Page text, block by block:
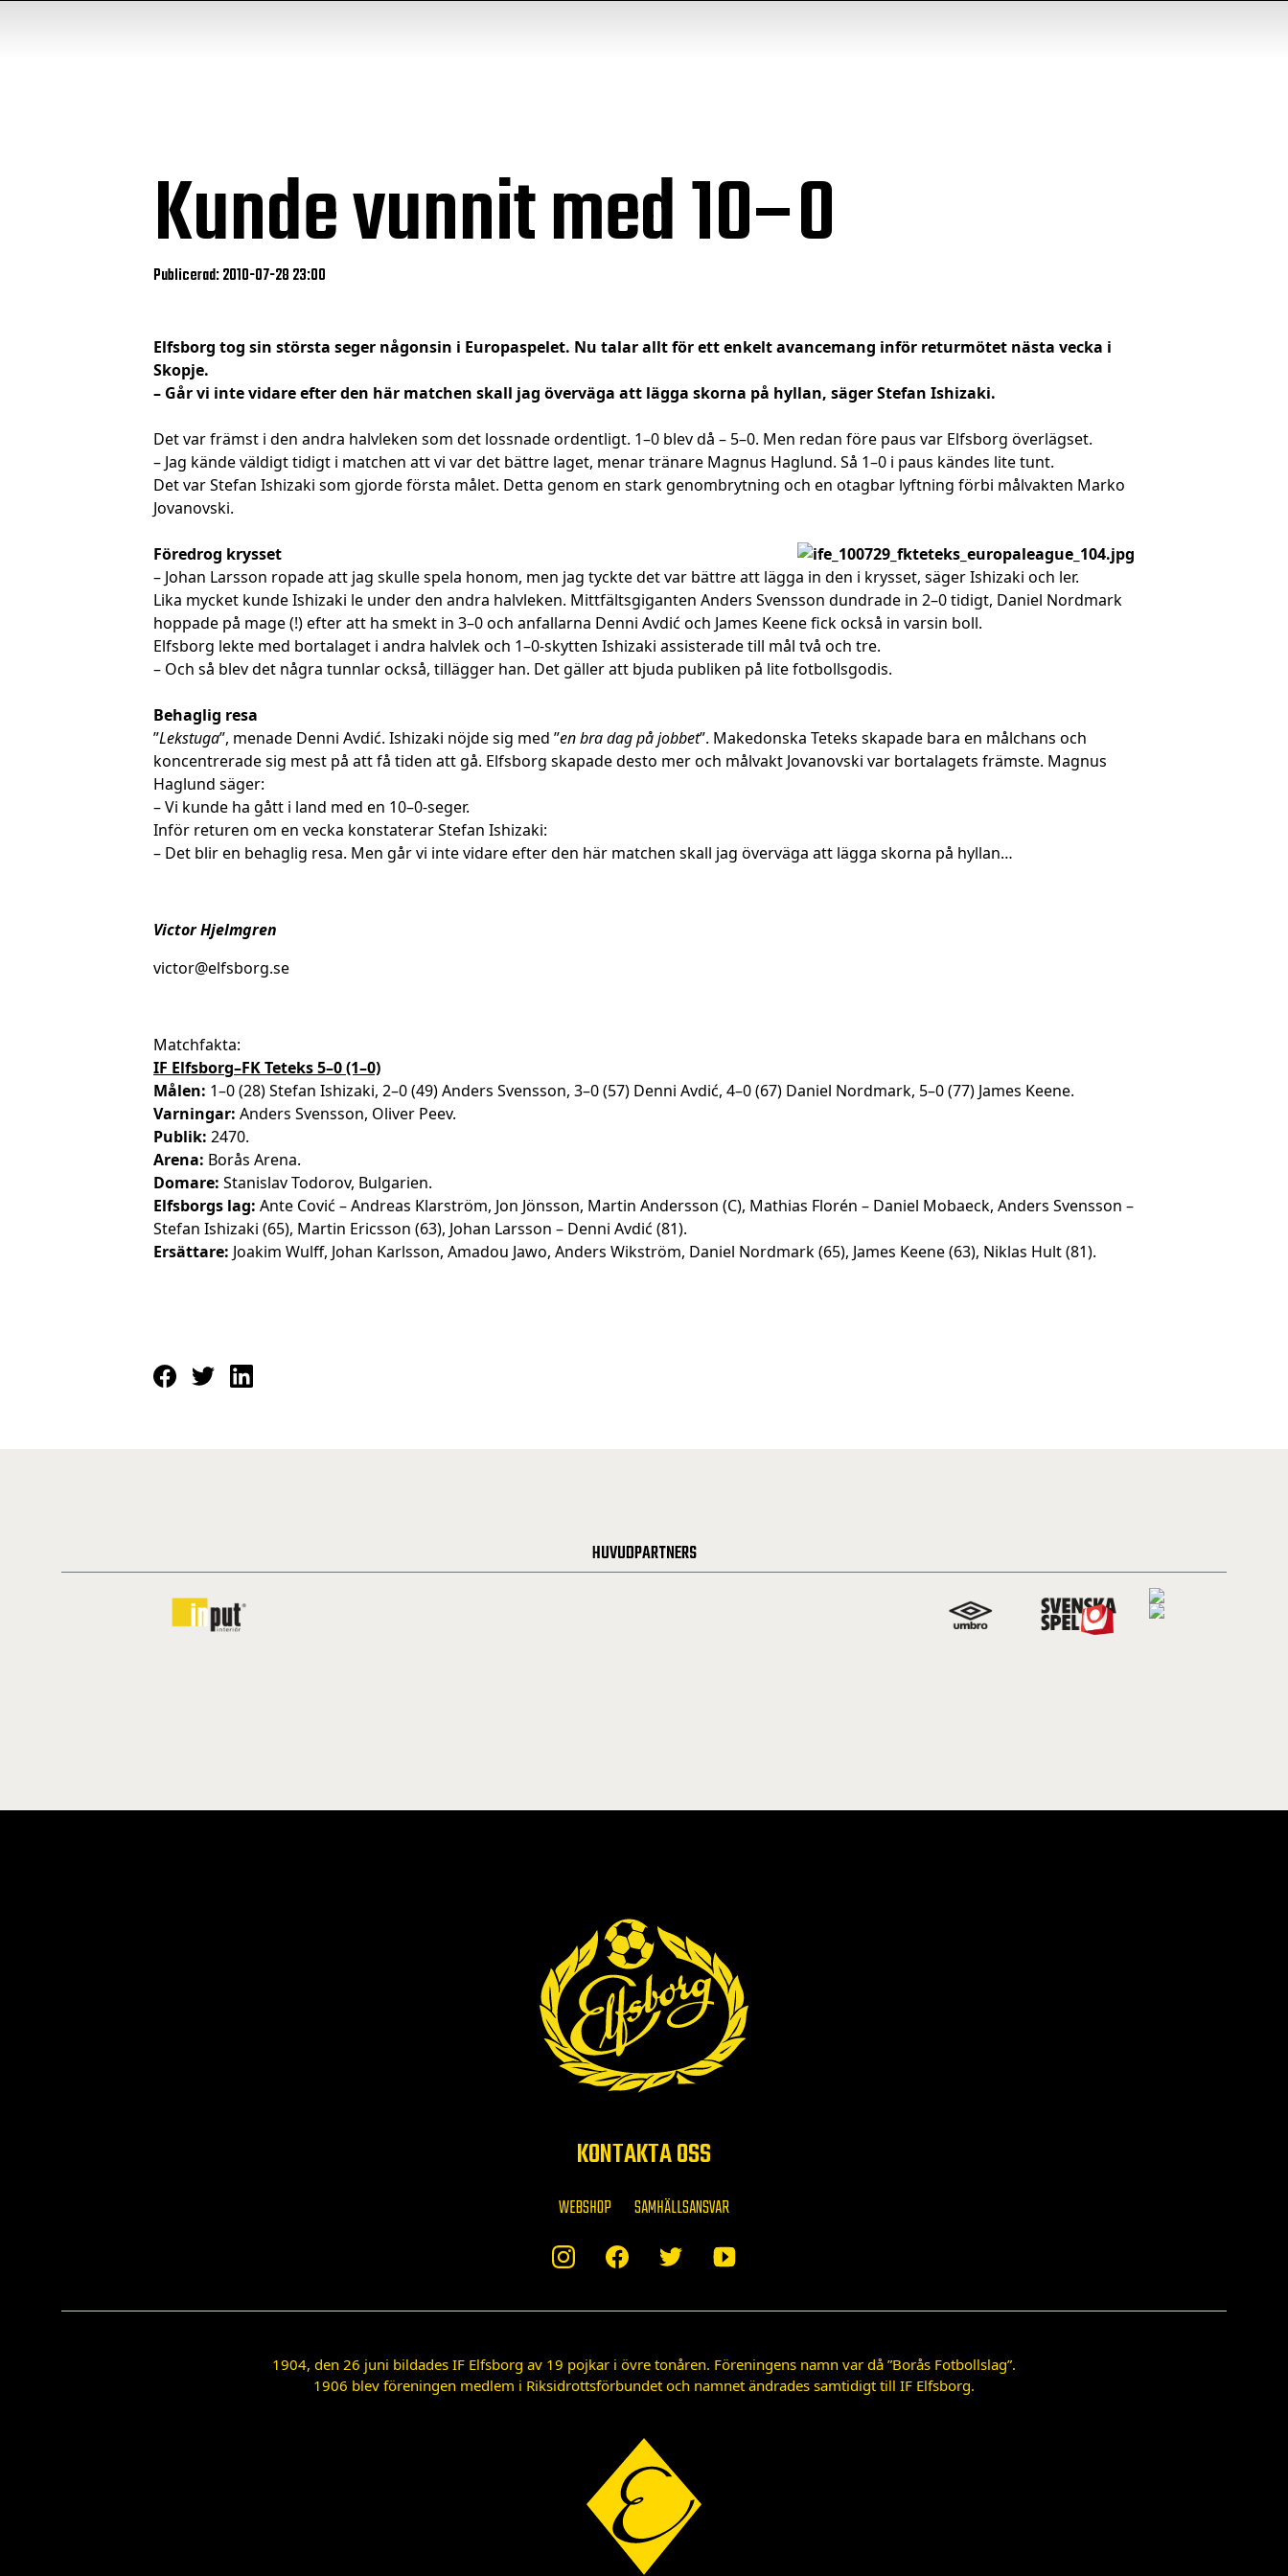
Kunde vunnit med 10–0
Publicerad: 2010-07-28 23:00
Elfsborg tog sin största seger någonsin i Europaspelet. Nu talar allt för ett enkelt avancemang inför returmötet nästa vecka i
Skopje.
– Går vi inte vidare efter den här matchen skall jag överväga att lägga skorna på hyllan, säger Stefan Ishizaki.
Det var främst i den andra halvleken som det lossnade ordentligt. 1–0 blev då – 5–0. Men redan före paus var Elfsborg överlägset.
– Jag kände väldigt tidigt i matchen att vi var det bättre laget, menar tränare Magnus Haglund. Så 1–0 i paus kändes lite tunt.
Det var Stefan Ishizaki som gjorde första målet. Detta genom en stark genombrytning och en otagbar lyftning förbi målvakten Marko
Jovanovski.
Föredrog krysset
– Johan Larsson ropade att jag skulle spela honom, men jag tyckte det var bättre att lägga in den i krysset, säger Ishizaki och ler.
Lika mycket kunde Ishizaki le under den andra halvleken. Mittfältsgiganten Anders Svensson dundrade in 2–0 tidigt, Daniel Nordmark
hoppade på mage (!) efter att ha smekt in 3–0 och anfallarna Denni Avdić och James Keene fick också in varsin boll.
Elfsborg lekte med bortalaget i andra halvlek och 1–0-skytten Ishizaki assisterade till mål två och tre.
– Och så blev det några tunnlar också, tillägger han. Det gäller att bjuda publiken på lite fotbollsgodis.
Behaglig resa
”Lekstuga”, menade Denni Avdić. Ishizaki nöjde sig med ”en bra dag på jobbet”. Makedonska Teteks skapade bara en målchans och
koncentrerade sig mest på att få tiden att gå. Elfsborg skapade desto mer och målvakt Jovanovski var bortalagets främste. Magnus
Haglund säger:
– Vi kunde ha gått i land med en 10–0-seger.
Inför returen om en vecka konstaterar Stefan Ishizaki:
– Det blir en behaglig resa. Men går vi inte vidare efter den här matchen skall jag överväga att lägga skorna på hyllan…
Victor Hjelmgren
victor@elfsborg.se
Matchfakta:
IF Elfsborg–FK Teteks 5–0 (1–0)
Målen: 1–0 (28) Stefan Ishizaki, 2–0 (49) Anders Svensson, 3–0 (57) Denni Avdić, 4–0 (67) Daniel Nordmark, 5–0 (77) James Keene.
Varningar: Anders Svensson, Oliver Peev.
Publik: 2470.
Arena: Borås Arena.
Domare: Stanislav Todorov, Bulgarien.
Elfsborgs lag: Ante Cović – Andreas Klarström, Jon Jönsson, Martin Andersson (C), Mathias Florén – Daniel Mobaeck, Anders Svensson –
Stefan Ishizaki (65), Martin Ericsson (63), Johan Larsson – Denni Avdić (81).
Ersättare: Joakim Wulff, Johan Karlsson, Amadou Jawo, Anders Wikström, Daniel Nordmark (65), James Keene (63), Niklas Hult (81).
HUVUDPARTNERS
KONTAKTA OSS
WEBSHOP SAMHÄLLSANSVAR
1904, den 26 juni bildades IF Elfsborg av 19 pojkar i övre tonåren. Föreningens namn var då ”Borås Fotbollslag”.
1906 blev föreningen medlem i Riksidrottsförbundet och namnet ändrades samtidigt till IF Elfsborg.